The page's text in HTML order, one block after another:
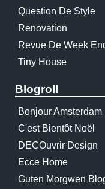
Question De Style
Renovation
Revue De Week
Tiny House
Blogroll
Bonjour Amsterdam
C'est Bientôt Noël
DECOuvrir Design
Ecce Home
Guten Morgwen